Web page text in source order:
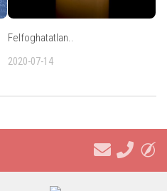
Felfoghatatlan..
2020-07-14